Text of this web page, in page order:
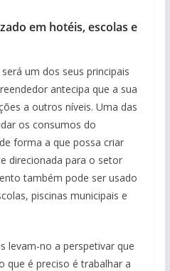
em hotéis, escolas e
um dos seus principais
antecipa que a sua
a outros níveis. Uma das
os consumos do
forma a que possa criar
direcionada para o setor
também pode ser usado
piscinas municipais e
levam-no a perspetivar que
que é preciso é trabalhar a